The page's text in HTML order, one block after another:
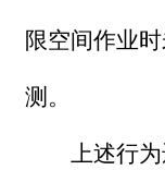
限空间作业
测。
上述行